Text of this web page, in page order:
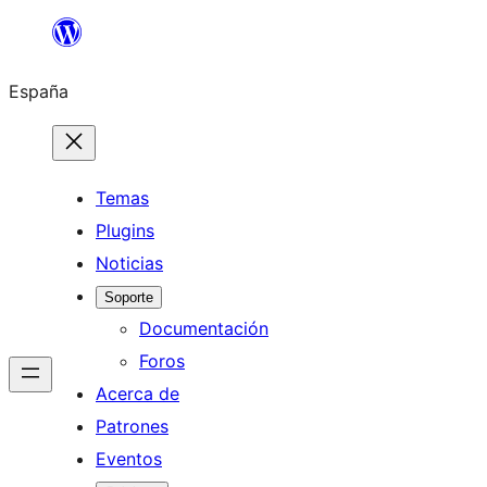
Saltar
contenido
España
Temas
Plugins
Noticias
Soporte
Documentación
Foros
Acerca de
Patrones
Eventos